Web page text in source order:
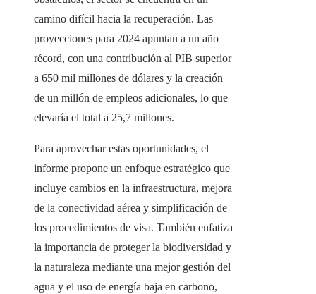
camino difícil hacia la recuperación. Las
proyecciones para 2024 apuntan a un año
récord, con una contribución al PIB superior
a 650 mil millones de dólares y la creación
de un millón de empleos adicionales, lo que
elevaría el total a 25,7 millones.
Para aprovechar estas oportunidades, el
informe propone un enfoque estratégico que
incluye cambios en la infraestructura, mejora
de la conectividad aérea y simplificación de
los procedimientos de visa. También enfatiza
la importancia de proteger la biodiversidad y
la naturaleza mediante una mejor gestión del
agua y el uso de energía baja en carbono,